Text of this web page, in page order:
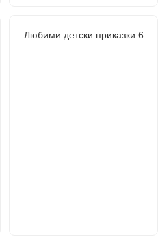
Любими детски приказки 6